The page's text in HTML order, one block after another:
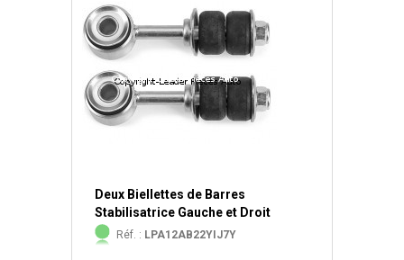
Deux Biellettes de Barres
Stabilisatrice Gauche et Droit
Réf. : LPA12AB22YIJ7Y